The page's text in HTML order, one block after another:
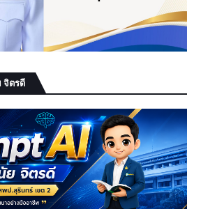
จิตรดี